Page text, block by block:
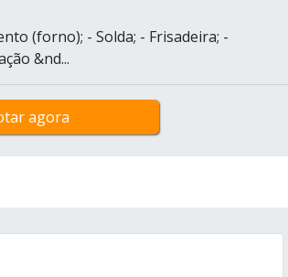
(forno); - Solda; - Frisadeira; -
&nd...
agora